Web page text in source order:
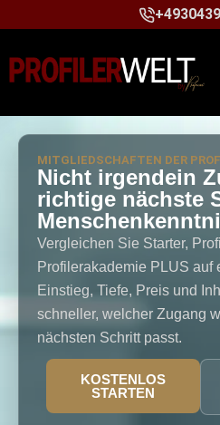
MITGLIEDSCHAFTEN DER
Nicht irgendein
richtige nächste
Vergleichen Sie Starter,
Profilerakademie PLUS auf
Einstieg, Tiefe, Preis und
schneller, welcher Zugang
nächsten Schritt passt.
KOSTENLOS
STARTEN